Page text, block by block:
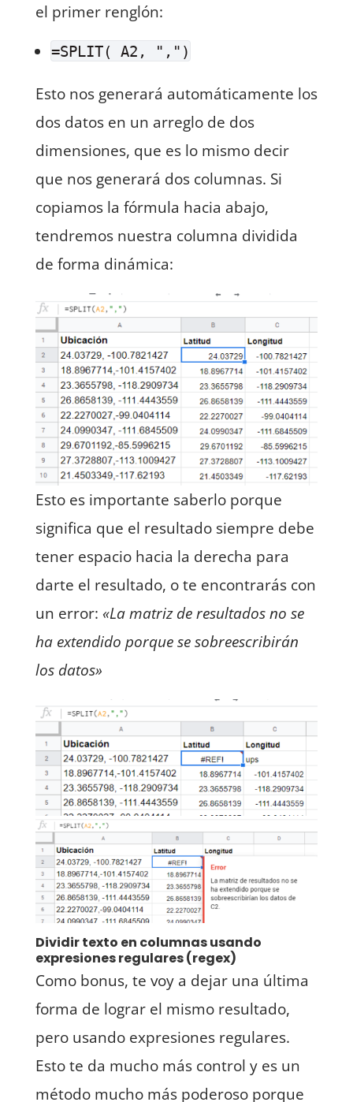
el primer renglón:
=SPLIT( A2, ",")
Esto nos generará automáticamente los
dos datos en un arreglo de dos
dimensiones, que es lo mismo decir
que nos generará dos columnas. Si
copiamos la fórmula hacia abajo,
tendremos nuestra columna dividida
de forma dinámica:
Esto es importante saberlo porque
significa que el resultado siempre debe
tener espacio hacia la derecha para
darte el resultado, o te encontrarás con
un error: «La matriz de resultados no se
ha extendido porque se sobreescribirán
los datos»
Dividir texto en columnas usando
expresiones regulares (regex)
Como bonus, te voy a dejar una última
forma de lograr el mismo resultado,
pero usando expresiones regulares.
Esto te da mucho más control y es un
método mucho más poderoso porque